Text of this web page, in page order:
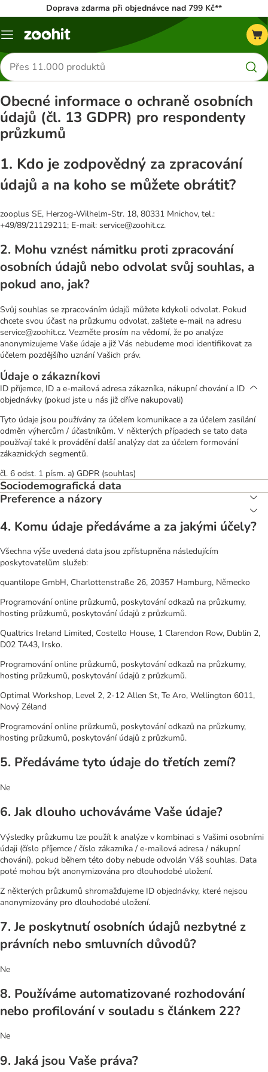
Doprava zdarma při objednávce nad 799 Kč**
Menu
Hledat
produkty
Obecné informace o ochraně osobních
údajů (čl. 13 GDPR) pro respondenty
průzkumů
1. Kdo je zodpovědný za zpracování
údajů a na koho se můžete obrátit?
zooplus SE, Herzog-Wilhelm-Str. 18, 80331 Mnichov, tel.:
+49/89/21129211; E-mail: service@zoohit.cz.
2. Mohu vznést námitku proti zpracování
osobních údajů nebo odvolat svůj souhlas, a
pokud ano, jak?
Svůj souhlas se zpracováním údajů můžete kdykoli odvolat. Pokud
chcete svou účast na průzkumu odvolat, zašlete e-mail na adresu
service@zoohit.cz. Vezměte prosím na vědomí, že po analýze
anonymizujeme Vaše údaje a již Vás nebudeme moci identifikovat za
účelem pozdějšího uznání Vašich práv.
Údaje o zákazníkovi
ID příjemce, ID a e-mailová adresa zákazníka, nákupní chování a ID
objednávky (pokud jste u nás již dříve nakupovali)
Tyto údaje jsou používány za účelem komunikace a za účelem zasílání
odměn výhercům / účastníkům. V některých případech se tato data
používají také k provádění další analýzy dat za účelem formování
zákaznických segmentů.
čl. 6 odst. 1 písm. a) GDPR (souhlas)
Sociodemografická data
Preference a názory
4. Komu údaje předáváme a za jakými účely?
Všechna výše uvedená data jsou zpřístupněna následujícím
poskytovatelům služeb:
quantilope GmbH, Charlottenstraße 26, 20357 Hamburg, Německo
Programování online průzkumů, poskytování odkazů na průzkumy,
hosting průzkumů, poskytování údajů z průzkumů.
Qualtrics Ireland Limited, Costello House, 1 Clarendon Row, Dublin 2,
D02 TA43, Irsko.
Programování online průzkumů, poskytování odkazů na průzkumy,
hosting průzkumů, poskytování údajů z průzkumů.
Optimal Workshop, Level 2, 2-12 Allen St, Te Aro, Wellington 6011,
Nový Zéland
Programování online průzkumů, poskytování odkazů na průzkumy,
hosting průzkumů, poskytování údajů z průzkumů.
5. Předáváme tyto údaje do třetích zemí?
Ne
6. Jak dlouho uchováváme Vaše údaje?
Výsledky průzkumu lze použít k analýze v kombinaci s Vašimi osobními
údaji (číslo příjemce / číslo zákazníka / e-mailová adresa / nákupní
chování), pokud během této doby nebude odvolán Váš souhlas. Data
poté mohou být anonymizována pro dlouhodobé uložení.
Z některých průzkumů shromažďujeme ID objednávky, které nejsou
anonymizovány pro dlouhodobé uložení.
7. Je poskytnutí osobních údajů nezbytné z
právních nebo smluvních důvodů?
Ne
8. Používáme automatizované rozhodování
nebo profilování v souladu s článkem 22?
Ne
9. Jaká jsou Vaše práva?